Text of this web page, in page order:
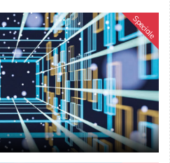
Speciale